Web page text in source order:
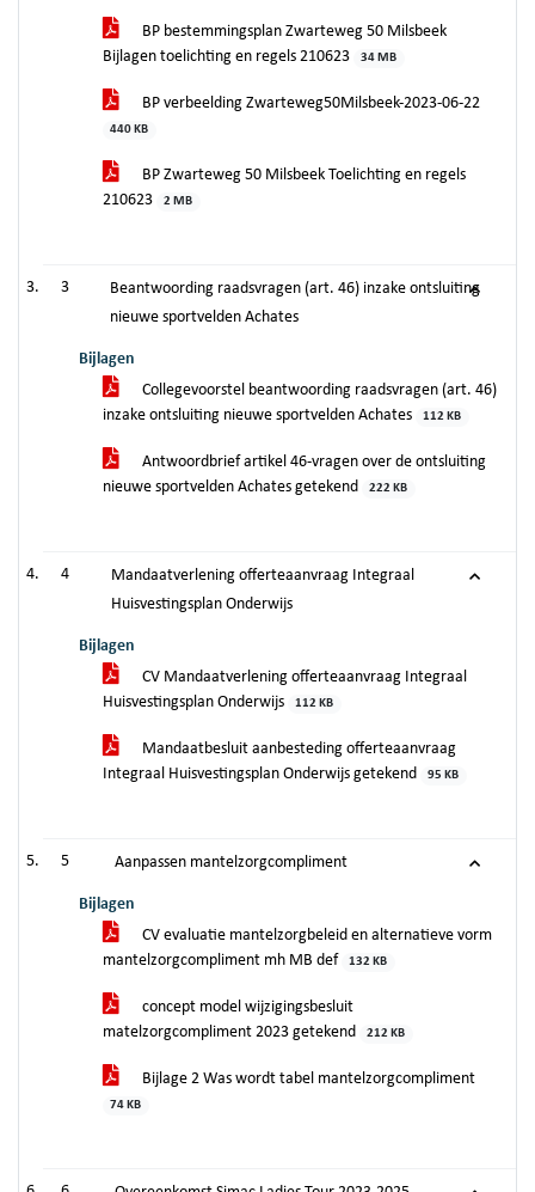
BP bestemmingsplan Zwarteweg 50 Milsbeek
Bijlagen toelichting en regels 210623
34 MB
BP verbeelding Zwarteweg50Milsbeek-2023-06-22
440 KB
BP Zwarteweg 50 Milsbeek Toelichting en regels
210623
2 MB
3
Beantwoording raadsvragen (art. 46) inzake ontsluiting
nieuwe sportvelden Achates
Bijlagen
Collegevoorstel beantwoording raadsvragen (art. 46)
inzake ontsluiting nieuwe sportvelden Achates
112 KB
Antwoordbrief artikel 46-vragen over de ontsluiting
nieuwe sportvelden Achates getekend
222 KB
4
Mandaatverlening offerteaanvraag Integraal
Huisvestingsplan Onderwijs
Bijlagen
CV Mandaatverlening offerteaanvraag Integraal
Huisvestingsplan Onderwijs
112 KB
Mandaatbesluit aanbesteding offerteaanvraag
Integraal Huisvestingsplan Onderwijs getekend
95 KB
5 Aanpassen mantelzorgcompliment
Bijlagen
CV evaluatie mantelzorgbeleid en alternatieve vorm
mantelzorgcompliment mh MB def
132 KB
concept model wijzigingsbesluit
matelzorgcompliment 2023 getekend
212 KB
Bijlage 2 Was wordt tabel mantelzorgcompliment
74 KB